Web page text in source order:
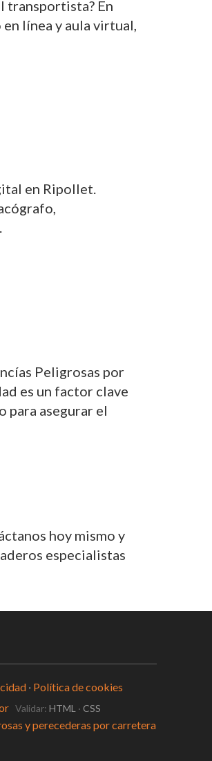
transportista? En
línea y aula virtual,
en Ripollet.
Peligrosas por
es un factor clave
para asegurar el
hoy mismo y
especialistas
· Política de cookies
Validar:HTML ·CSS